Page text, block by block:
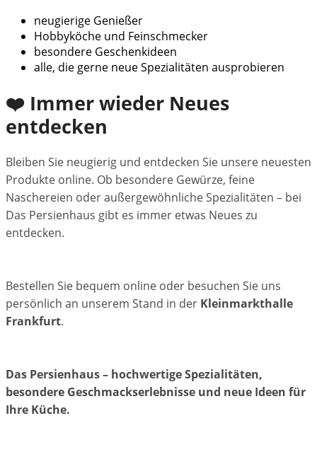
neugierige Genießer
Hobbyköche und Feinschmecker
besondere Geschenkideen
alle, die gerne neue Spezialitäten ausprobieren
❤️ Immer wieder Neues
entdecken
Bleiben Sie neugierig und entdecken Sie unsere neuesten
Produkte online. Ob besondere Gewürze, feine
Naschereien oder außergewöhnliche Spezialitäten – bei
Das Persienhaus gibt es immer etwas Neues zu
entdecken.
Bestellen Sie bequem online oder besuchen Sie uns
persönlich an unserem Stand in der Kleinmarkthalle
Frankfurt.
Das Persienhaus – hochwertige Spezialitäten,
besondere Geschmackserlebnisse und neue Ideen für
Ihre Küche.